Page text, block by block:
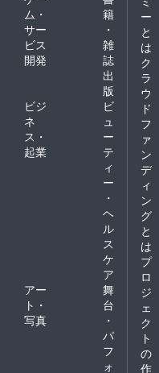
ム・
サー
ビス
開発
籍
・
雑
誌
出
版
ビジ
ネ
ス・
起業
ビ
ュ
ー
テ
ィ
ー
・
ヘ
ル
ス
ケ
ア
アー
ト・
写真
舞
台
・
パ
フ
ォ
ー
と
は
ク
ラ
ウ
ド
フ
ァ
ン
デ
ィ
ン
グ
と
は
プ
ロ
ジ
ェ
ク
ト
の
作